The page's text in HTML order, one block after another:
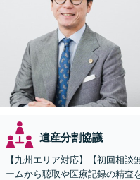
遺産分割協議
【九州エリア対応】【初回相
ームから聴取や医療記録の精査